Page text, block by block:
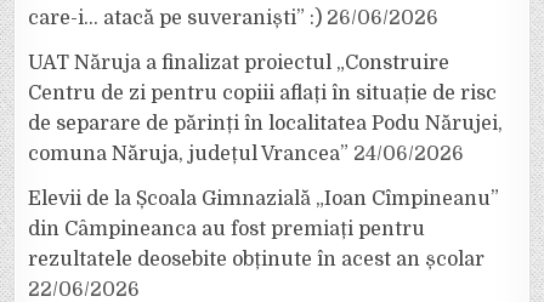
care-i… atacă pe suveraniști” :) 26/06/2026
UAT Năruja a finalizat proiectul „Construire
Centru de zi pentru copiii aflați în situație de risc
de separare de părinți în localitatea Podu Nărujei,
comuna Năruja, județul Vrancea” 24/06/2026
Elevii de la Școala Gimnazială „Ioan Cîmpineanu”
din Câmpineanca au fost premiați pentru
rezultatele deosebite obținute în acest an școlar
22/06/2026